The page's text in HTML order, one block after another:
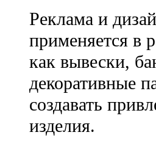
Реклама и
применяется в
как вывески,
декоративные
создавать
изделия.